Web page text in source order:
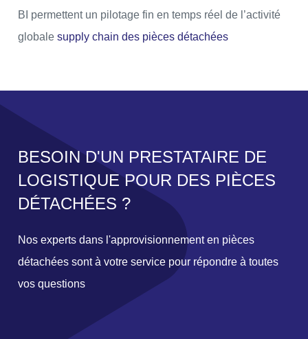
BI permettent un pilotage fin en temps réel de l’activité
globale supply chain des pièces détachées
BESOIN D'UN PRESTATAIRE DE
LOGISTIQUE POUR DES PIÈCES
DÉTACHÉES ?
Nos experts dans l'approvisionnement en pièces
détachées sont à votre service pour répondre à toutes
vos questions